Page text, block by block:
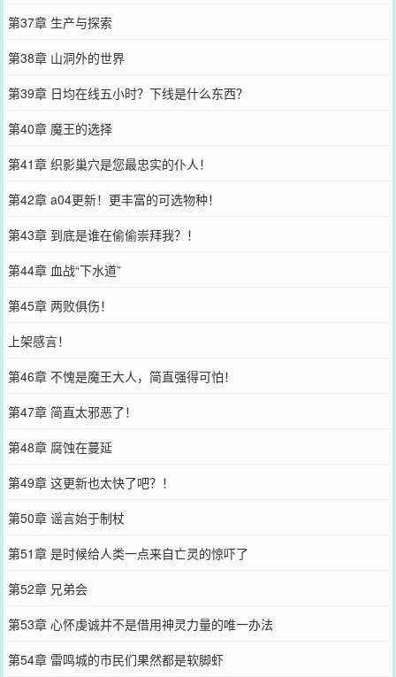
第37章 生产与探索
第38章 山洞外的世界
第39章 日均在线五小时？下线是什么东西？
第40章 魔王的选择
第41章 织影巢穴是您最忠实的仆人！
第42章 a04更新！更丰富的可选物种！
第43章 到底是谁在偷偷崇拜我？！
第44章 血战“下水道”
第45章 两败俱伤！
上架感言！
第46章 不愧是魔王大人，简直强得可怕！
第47章 简直太邪恶了！
第48章 腐蚀在蔓延
第49章 这更新也太快了吧？！
第50章 谣言始于制杖
第51章 是时候给人类一点来自亡灵的惊吓了
第52章 兄弟会
第53章 心怀虔诚并不是借用神灵力量的唯一办法
第54章 雷鸣城的市民们果然都是软脚虾